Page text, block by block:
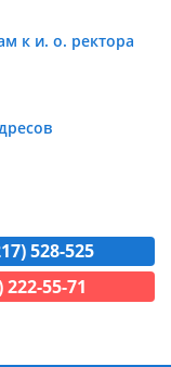
к и. о. ректора
528-525
55-71